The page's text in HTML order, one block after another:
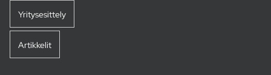
Yritysesittely
Artikkelit